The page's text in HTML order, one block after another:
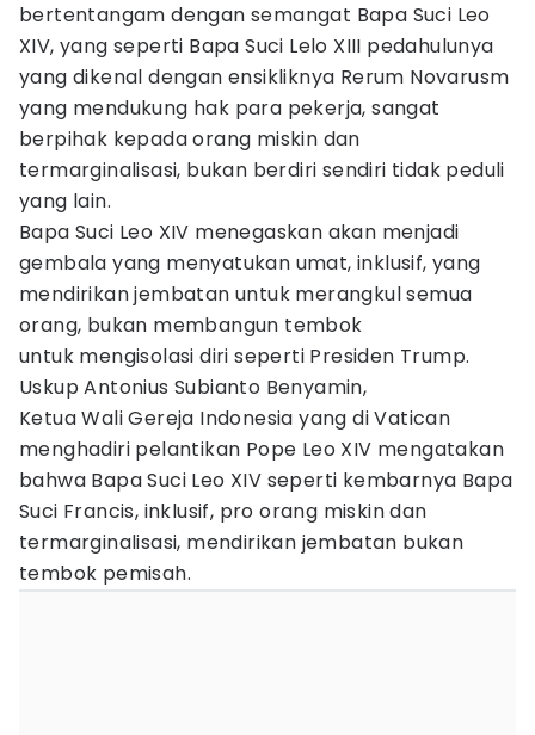
bertentangam dengan semangat Bapa Suci Leo
XIV, yang seperti Bapa Suci Lelo XIII pedahulunya
yang dikenal dengan ensikliknya Rerum Novarusm
yang mendukung hak para pekerja, sangat
berpihak kepada orang miskin dan
termarginalisasi, bukan berdiri sendiri tidak peduli
yang lain.
Bapa Suci Leo XIV menegaskan akan menjadi
gembala yang menyatukan umat, inklusif, yang
mendirikan jembatan untuk merangkul semua
orang, bukan membangun tembok
untuk mengisolasi diri seperti Presiden Trump.
Uskup Antonius Subianto Benyamin,
Ketua Wali Gereja Indonesia yang di Vatican
menghadiri pelantikan Pope Leo XIV mengatakan
bahwa Bapa Suci Leo XIV seperti kembarnya Bapa
Suci Francis, inklusif, pro orang miskin dan
termarginalisasi, mendirikan jembatan bukan
tembok pemisah.